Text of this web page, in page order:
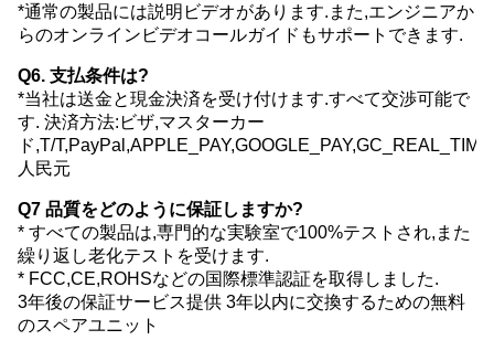
*通常の製品には説明ビデオがあります.また,エンジニアか
らのオンラインビデオコールガイドもサポートできます.
Q6. 支払条件は?
*当社は送金と現金決済を受け付けます.すべて交渉可能で
す. 決済方法:ビザ,マスターカー
ド,T/
人民元
Q7 品質をどのように保証しますか?
* すべての製品は,専門的な実験室で100%テストされ,また
繰り返し老化テストを受けます.
* FCC,CE,ROHSなどの国際標準認証を取得しました.
3年後の保証サービス提供 3年以内に交換するための無料
のスペアユニット